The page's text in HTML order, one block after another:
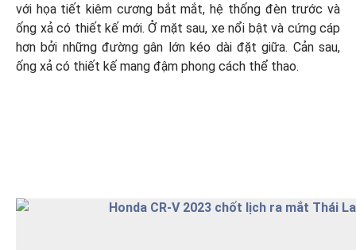
với họa tiết kiêm cương bắt mắt, hệ thống đèn trước và
ống xả có thiết kế mới. Ở mặt sau, xe nổi bật và cứng cáp
hơn bởi những đường gân lớn kéo dài đặt giữa. Cản sau,
ống xả có thiết kế mang đậm phong cách thể thao.